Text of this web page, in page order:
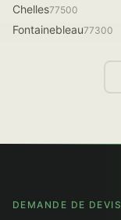
Chelles77500
Fontainebleau77300
DEMANDE DE DEVIS